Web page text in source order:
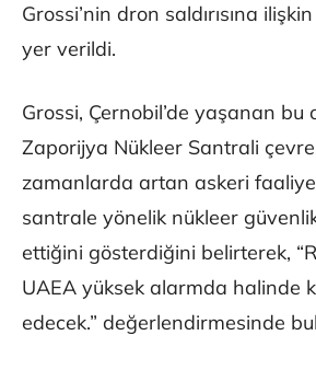
Grossi’nin dron saldırısına
yer verildi.
Grossi, Çernobil’de yaşanan bu
Zaporijya Nükleer Santrali
zamanlarda artan askeri
santrale yönelik nükleer
ettiğini gösterdiğini belirterek,
UAEA yüksek alarmda halinde
edecek.” değerlendirmesinde